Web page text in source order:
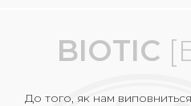
BIOTIC
До того, як нам